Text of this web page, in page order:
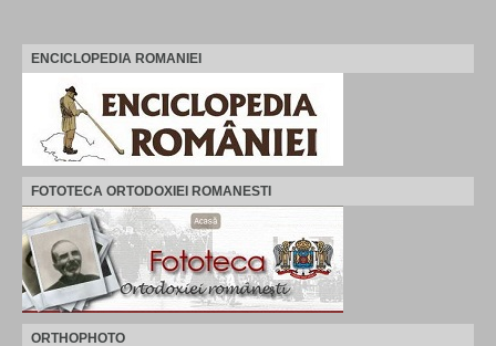
ENCICLOPEDIA ROMANIEI
FOTOTECA ORTODOXIEI ROMANESTI
ORTHOPHOTO